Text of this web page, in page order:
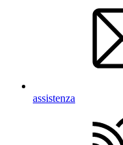
assistenza